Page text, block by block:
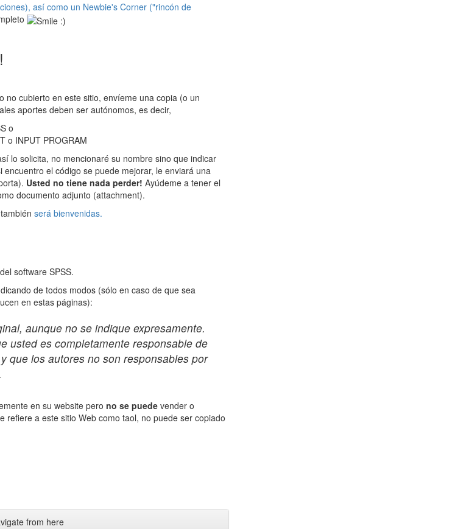
así como un Newbie's Corner ("rincón de
no cubierto en este sitio, envíeme una copia (o un
aportes deben ser autónomos, es decir,
o
o INPUT PROGRAM
lo solicita, no mencionaré su nombre sino que indicar
encuentro el código se puede mejorar, le enviará una
Usted no tiene nada perder! Ayúdeme a tener el
documento adjunto (attachment).
será bienvenidas.
software SPSS.
de todos modos (sólo en caso de que sea
en estas páginas):
aunque no se indique expresamente.
usted es completamente responsable de
que los autores no son responsables por
en su website pero no se puede vender o
a este sitio Web como taol, no puede ser copiado
from here